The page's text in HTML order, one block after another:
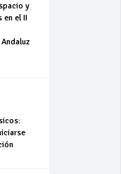
y
en el II